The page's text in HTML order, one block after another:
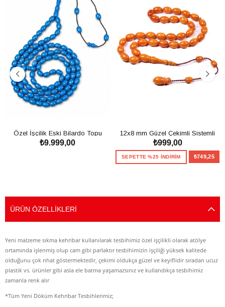
Özel İşçilik Eski Bilardo Topu
99'luk Tesbih
₺9.999,00
12x8 mm Güzel Çekimli Sistemli
Sıkma Kehribar Tesbih
₺999,00
SEPETTE %25 İNDİRİM ₺749,25
ÜRÜN ÖZELLIKLERI
Yeni malzeme sıkma kehribar kullanılarak tesbihimiz özel işçilikli olarak atölye
ortamında işlenmiş olup cam gibi parlaktır tesbihimizin işçiliği yüksek kalitede
olduğunu çok rıhat göstermektedir, çekimi oldukça güzel ve keyiflidir sıradan ucuz
plastik vs. ürünler gibi asla ele batma yaşamazsınız ve kullandıkça tesbihimiz
zamanla renk alır
*Tüm Yeni Döküm Kehribar Tesbihlerimiz;